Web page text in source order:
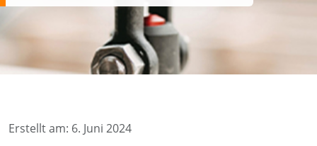
Erstellt am: 6. Juni 2024